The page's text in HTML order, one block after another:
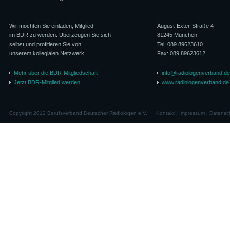
Wir möchten Sie einladen, Mitglied
im BDR zu werden. Überzeugen Sie sich
selbst und profitieren Sie von
unserem kollegialen Netzwerk!
Mehr über die BDR-Mitgliedschaft
Jetzt BDR-Mitglied werden
August-Exter-Straße 4
81245 München
Tel: 089 89623610
Fax: 089 89623612
info@radiologenverband.de
www.radiologenverband.de
Copyright 2012 Berufsverband Deutscher Radiologen e.V. Kontakt| Impressum|